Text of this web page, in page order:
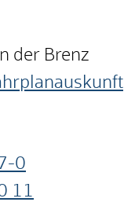
der Brenz
0
11